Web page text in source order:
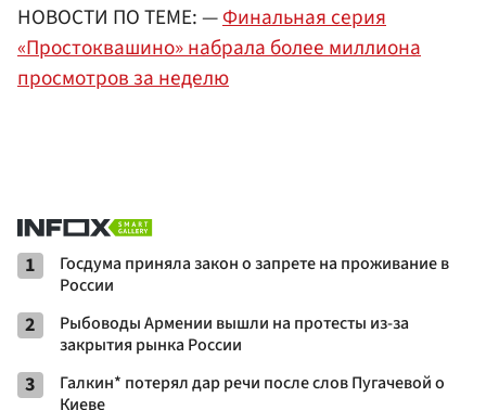
НОВОСТИ ПО ТЕМЕ: —Финальная серия
«Простоквашино» набрала более миллиона
просмотров за неделю
1
Госдума приняла закон о запрете на проживание в
России
2
Рыбоводы Армении вышли на протесты из-за
закрытия рынка России
3
Галкин* потерял дар речи после слов Пугачевой о
Киеве